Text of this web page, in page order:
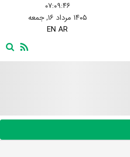
۰۷:۰۹:۴۷
۱۴۰۵ مرداد ۱۶, جمعه
EN AR